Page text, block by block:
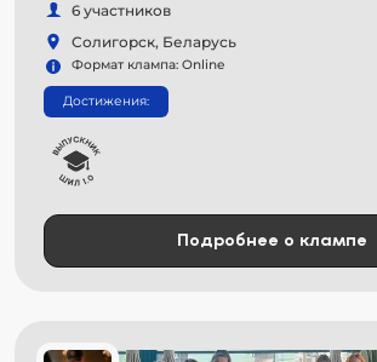
6 участников
Солигорск, Беларусь
Формат клампа: Online
Достижения:
Подробнее о клампе